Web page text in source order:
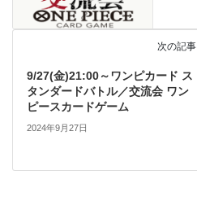
次の記事
9/27(金)21:00～ワンピカード ス
タンダードバトル／交流会 ワン
ピースカードゲーム
2024年9月27日